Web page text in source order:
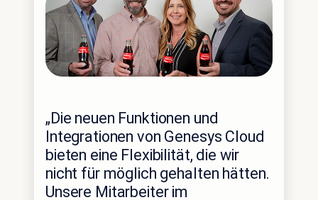
„Die neuen Funktionen und
Integrationen von Genesys Cloud
bieten eine Flexibilität, die wir
nicht für möglich gehalten hätten.
Unsere Mitarbeiter im